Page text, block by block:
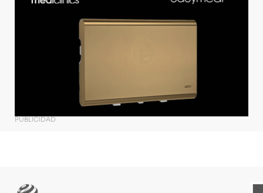
PUBLICIDAD